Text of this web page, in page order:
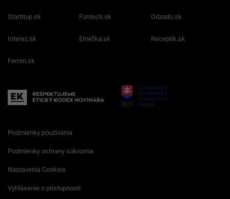
Startitup.sk Fontech.sk Odzadu.sk
Interez.sk Emefka.sk Receptik.sk
Femm.sk
Podmienky používania
Podmienky ochrany súkromia
Nastavenia Cookies
Vyhlásenie o prístupnosti